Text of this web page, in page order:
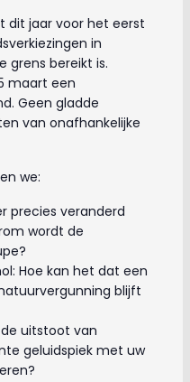
dit jaar voor het eerst
in
grens bereikt is.
maart een
Geen gladde
van onafhankelijke
we:
precies veranderd
wordt de
Hoe kan het dat een
blijft
uitstoot van
geluidspiek met uw